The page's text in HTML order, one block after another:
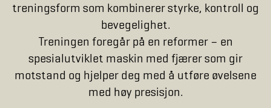
treningsform som kombinerer styrke, kontroll og
bevegelighet.
Treningen foregår på en reformer – en
spesialutviklet maskin med fjærer som gir
motstand og hjelper deg med å utføre øvelsene
med høy presisjon.